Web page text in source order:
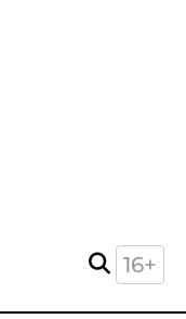
16+